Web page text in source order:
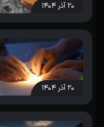
۲۰ آذر ۱۴۰۴
۲۰ آذر ۱۴۰۴